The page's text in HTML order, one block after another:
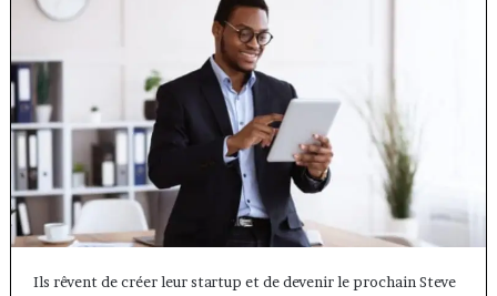
Ils rêvent de créer leur startup et de devenir le prochain Steve